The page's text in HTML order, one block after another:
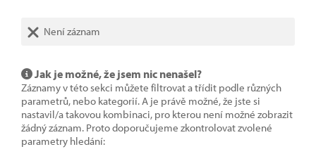
Není záznam
Jak je možné, že jsem nic nenašel?
Záznamy v této sekci můžete filtrovat a třídit podle různých
parametrů, nebo kategorií. A je právě možné, že jste si
nastavil/a takovou kombinaci, pro kterou není možné zobrazit
žádný záznam. Proto doporučujeme zkontrolovat zvolené
parametry hledání: